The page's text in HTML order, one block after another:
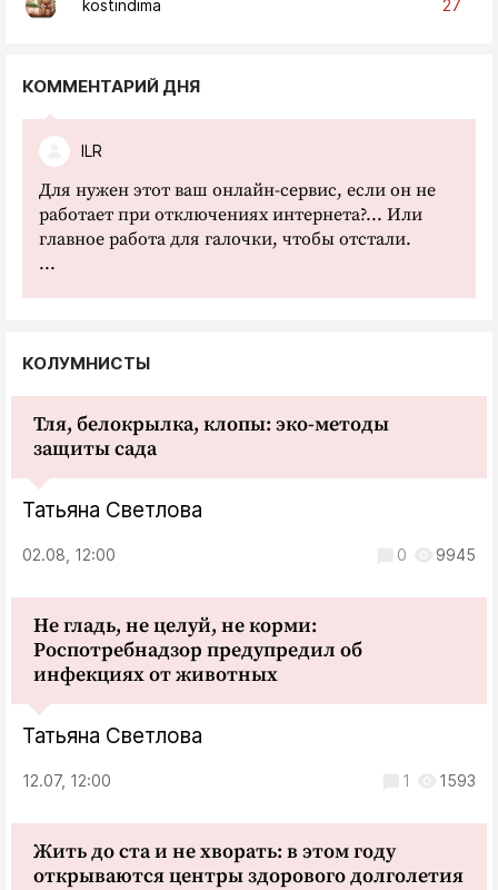
kostindima 27
КОММЕНТАРИЙ ДНЯ
ILR
Для нужен этот ваш онлайн-сервис, если он не
работает при отключениях интернета?... Или
главное работа для галочки, чтобы отстали.
...
КОЛУМНИСТЫ
Тля, белокрылка, клопы: эко-методы
защиты сада
Татьяна Светлова
02.08, 12:00 0 9945
Не гладь, не целуй, не корми:
Роспотребнадзор предупредил об
инфекциях от животных
Татьяна Светлова
12.07, 12:00 1 1593
Жить до ста и не хворать: в этом году
открываются центры здорового долголетия